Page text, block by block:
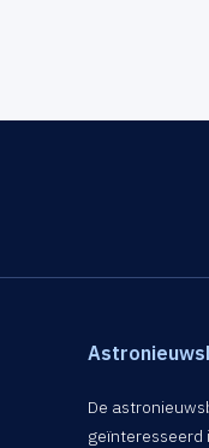
De
geïnteresseerd